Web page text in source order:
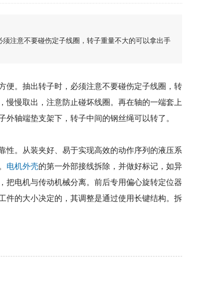
注意不要碰伤定子线圈，转子重量不大的可以拿出手
。抽出转子时，必须注意不要碰伤定子线圈，转
慢慢取出，注意防止碰坏线圈。再在轴的一端套上
轴端垫支架下，转子中间的钢丝绳可以转了。
。从装夹好、易于实现高效的动作序列的液压系
电机外壳的第一外部接线拆除，并做好标记，如异
把电机与传动机械分离。前后专用偏心旋转定位器
件的大小决定的，其调整是通过使用长键结构。拆